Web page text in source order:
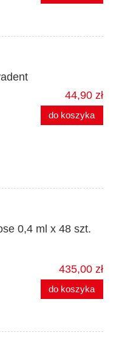
44,90 zł
do koszyka
0,4 ml x 48 szt.
435,00 zł
do koszyka